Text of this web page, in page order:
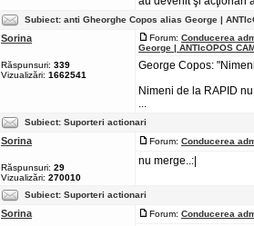
Subiect: anti Gheorghe Copos alias George |
Sorina
Răspunsuri: 339
Vizualizări: 1662541
Forum: Conducerea
George | ANTIcOPOS
George Copos:
Nimeni de la RAPID
...
Subiect: Suporteri actionari
Sorina
Răspunsuri: 29
Vizualizări: 270010
Forum: Conducerea
nu merge..:|
Subiect: Suporteri actionari
Sorina Forum: Conducerea